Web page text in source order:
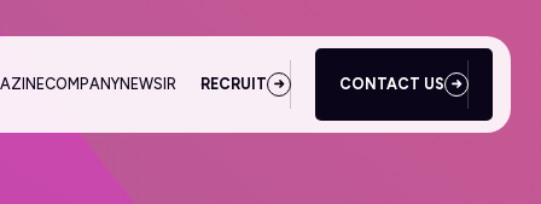
COMPANYNEWS IR RECRUIT CONTACT US